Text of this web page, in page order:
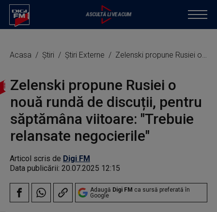
Acasa Știri Știri Externe Zelenski propune Rusiei o nouă rundă de discuții, pentru săptămâna viitoare: "Trebuie relansate negocierile"
Zelenski propune Rusiei o
nouă rundă de discuții, pentru
săptămâna viitoare: "Trebuie
relansate negocierile"
Articol scris de Digi FM
Data publicării: 20.07.2025 12:15
Adaugă Digi FM ca sursă preferată în
Google